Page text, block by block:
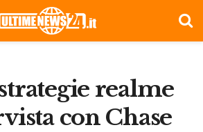
realme
con Chase